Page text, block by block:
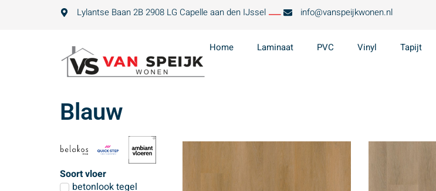
Lylantse Baan 2B 2908 LG Capelle aan den IJssel info@vanspeijkwonen.nl
Home Laminaat PVC Vinyl Tapijt
Blauw
Soort vloer
betonlook tegel